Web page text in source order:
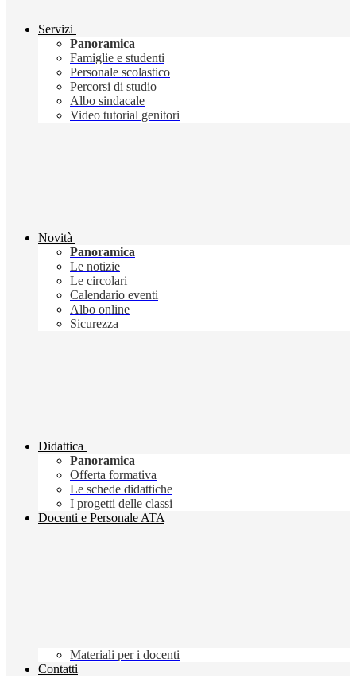
Servizi
Panoramica
Famiglie e studenti
Personale scolastico
Percorsi di studio
Albo sindacale
Video tutorial genitori
Novità
Panoramica
Le notizie
Le circolari
Calendario eventi
Albo online
Sicurezza
Didattica
Panoramica
Offerta formativa
Le schede didattiche
I progetti delle classi
Docenti e Personale ATA
Materiali per i docenti
Contatti